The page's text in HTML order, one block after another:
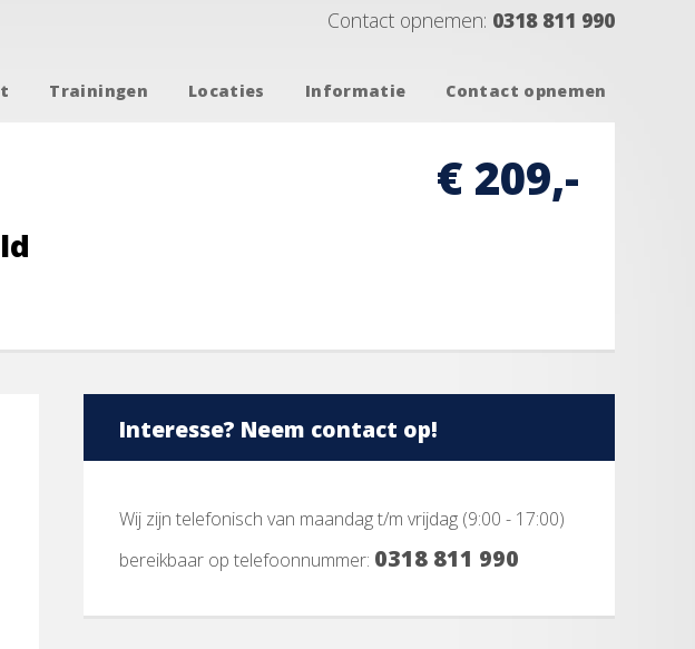
Contact opnemen: 0318 811 990
Trainingen Locaties Informatie Contact opnemen
€ 209,-
Interesse? Neem contact op!
Wij zijn telefonisch van maandag t/m vrijdag (9:00 - 17:00)
bereikbaar op telefoonnummer: 0318 811 990